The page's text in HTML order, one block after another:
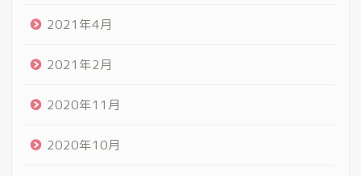
2021年4月
2021年2月
2020年11月
2020年10月